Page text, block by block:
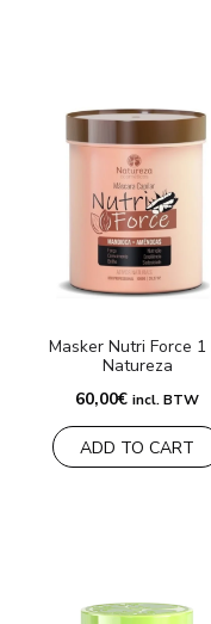
NANO GOLD
ACCESSOIRES
MERKEN
Veelgestelde vragen
Contacteer ons
Beoordelingen
Masker Nutri Force 1
Natureza
60,00€ incl. BTW
ADD TO CART